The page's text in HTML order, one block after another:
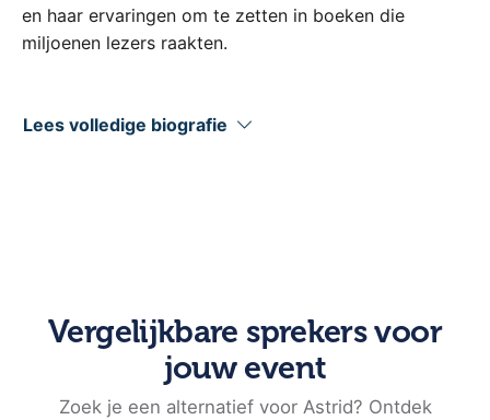
en haar ervaringen om te zetten in boeken die
miljoenen lezers raakten.
als auteur. Het boek gaf een indringend beeld van het
haarzelf, haar moeder, zus, dochter en andere
naasten. Daarmee gaf zij een uniek inkijkje in de
menselijke kant van een zaak die Nederland jarenlang
in de greep hield.
Lees volledige biografie
Vergelijkbare sprekers voor
jouw event
Zoek je een alternatief voor Astrid? Ontdek